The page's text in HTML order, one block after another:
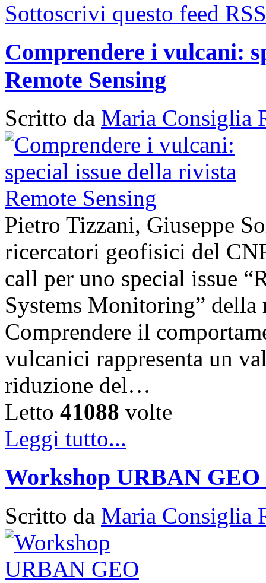
Sottoscrivi questo feed RSS
Comprendere i vulcani:
Remote Sensing
Scritto da Maria Consiglia
Pietro Tizzani, Giuseppe
ricercatori geofisici del
call per uno special issue
Systems Monitoring”
Comprendere il
vulcanici rappresenta un
riduzione del…
Letto 41088 volte
Leggi tutto...
Workshop URBAN
Scritto da Maria Consiglia